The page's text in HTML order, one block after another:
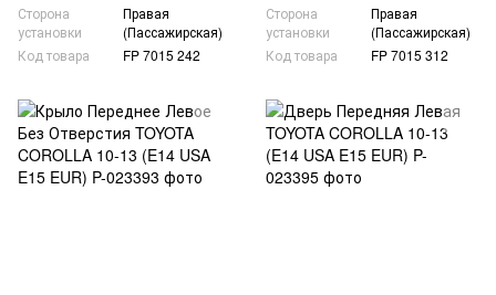
Сторона
установки
Правая
(Пассажирская)
Код товара
FP 7015 242
Сторона
установки
Правая
(Пассажирская)
Код товара
FP 7015 312